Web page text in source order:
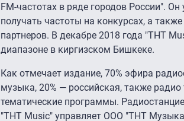
FM-частотах в ряде городов России".
получать частоты на конкурсах, а
партнеров. В декабре 2018 года "ТНТ
диапазоне в киргизском Бишкеке.
Как отмечает издание, 70% эфира
музыка, 20% — российская, также
тематические программы.
"ТНТ Music" управляет ООО "ТНТ